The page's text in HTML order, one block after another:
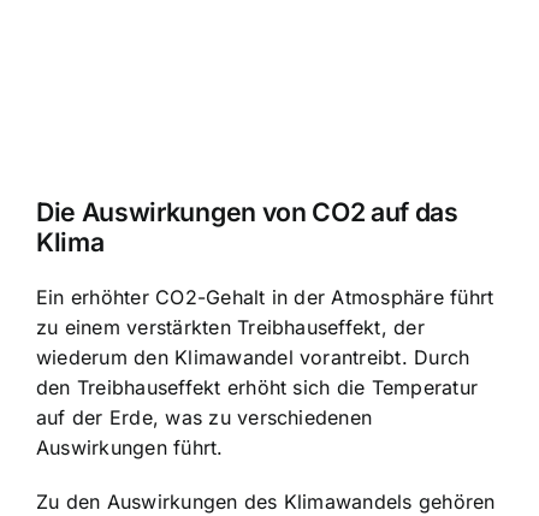
Die Auswirkungen von CO2 auf das
Klima
Ein erhöhter CO2-Gehalt in der Atmosphäre führt
zu einem verstärkten Treibhauseffekt, der
wiederum den Klimawandel vorantreibt. Durch
den Treibhauseffekt erhöht sich die Temperatur
auf der Erde, was zu verschiedenen
Auswirkungen führt.
Zu den Auswirkungen des Klimawandels gehören